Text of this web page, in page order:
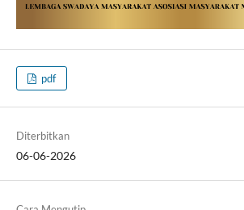
pdf
Diterbitkan
06-06-2026